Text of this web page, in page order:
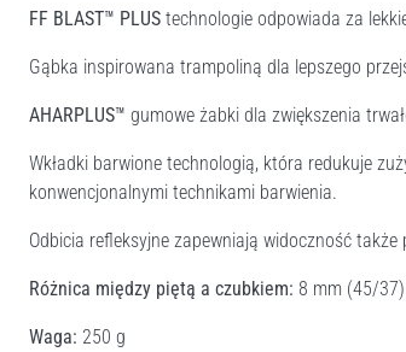
FF BLAST™ PLUS technologie odpowiada za
Gąbka inspirowana trampoliną dla lepszego
AHARPLUS™ gumowe żabki dla zwiększenia
Wkładki barwione technologią, która redukuje
konwencjonalnymi technikami barwienia.
Odbicia refleksyjne zapewniają widoczność
Różnica między piętą a czubkiem: 8 mm (45/37)
Waga: 250 g